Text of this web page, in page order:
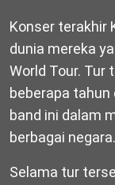
Konser terakhir
dunia mereka
World Tour. Tur
beberapa
band ini dalam
berbagai negara.
Selama tur